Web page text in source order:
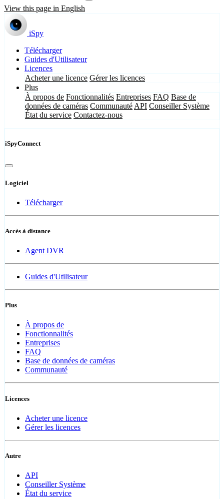
View this page in English
iSpy
Télécharger
Guides d'Utilisateur
Licences
Acheter une licence Gérer les licences
Plus
À propos de Fonctionnalités Entreprises FAQ Base de
données de caméras Communauté API Conseiller Système
État du service Contactez-nous
iSpyConnect
Logiciel
Télécharger
Accès à distance
Agent DVR
Guides d'Utilisateur
Plus
À propos de
Fonctionnalités
Entreprises
FAQ
Base de données de caméras
Communauté
Licences
Acheter une licence
Gérer les licences
Autre
API
Conseiller Système
État du service